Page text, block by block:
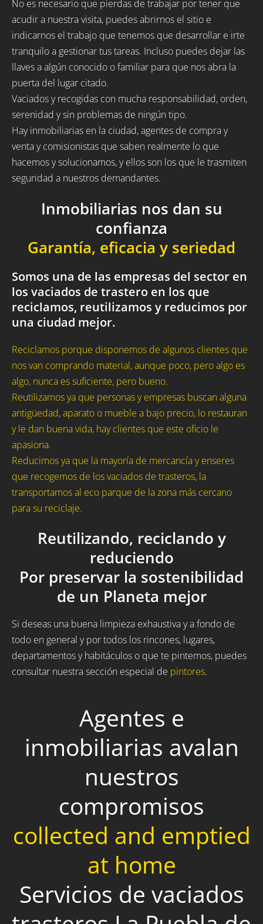
No es necesario que pierdas de trabajar por tener que
acudir a nuestra visita, puedes abrirnos el sitio e
indicarnos el trabajo que tenemos que desarrollar e irte
tranquilo a gestionar tus tareas. Incluso puedes dejar las
llaves a algún conocido o familiar para que nos abra la
puerta del lugar citado.
Vaciados y recogidas con mucha responsabilidad, orden,
serenidad y sin problemas de ningún tipo.
Hay inmobiliarias en la ciudad, agentes de compra y
venta y comisionistas que saben realmente lo que
hacemos y solucionamos, y ellos son los que le trasmiten
seguridad a nuestros demandantes.
Inmobiliarias nos dan su
confianza
Garantía, eficacia y seriedad
Somos una de las empresas del sector en
los vaciados de trastero en los que
reciclamos, reutilizamos y reducimos por
una ciudad mejor.
Reciclamos porque disponemos de algunos clientes que
nos van comprando material, aunque poco, pero algo es
algo, nunca es suficiente, pero bueno.
Reutilizamos ya que personas y empresas buscan alguna
antigüedad, aparato o mueble a bajo precio, lo restauran
y le dan buena vida, hay clientes que este oficio le
apasiona.
Reducimos ya que la mayoría de mercancía y enseres
que recogemos de los vaciados de trasteros, la
transportamos al eco parque de la zona más cercano
para su reciclaje.
Reutilizando, reciclando y
reduciendo
Por preservar la sostenibilidad
de un Planeta mejor
Si deseas una buena limpieza exhaustiva y a fondo de
todo en general y por todos los rincones, lugares,
departamentos y habitáculos o que te pintemos, puedes
consultar nuestra sección especial de pintores.
Agentes e
inmobiliarias avalan
nuestros
compromisos
collected and emptied
at home
Servicios de vaciados